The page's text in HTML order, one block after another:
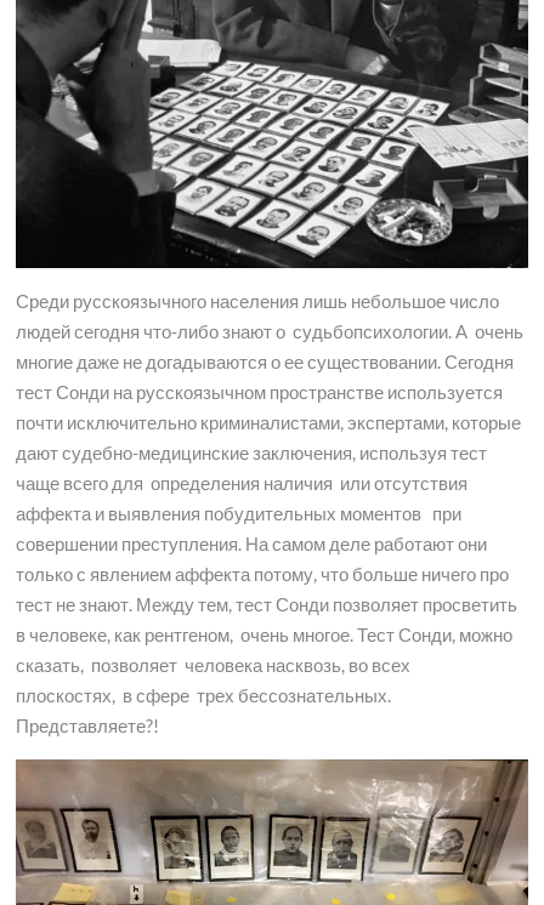
Среди русскоязычного населения лишь небольшое число
людей сегодня что-либо знают о судьбопсихологии. А очень
многие даже не догадываются о ее существовании. Сегодня
тест Сонди на русскоязычном пространстве используется
почти исключительно криминалистами, экспертами, которые
дают судебно-медицинские заключения, используя тест
чаще всего для определения наличия или отсутствия
аффекта и выявления побудительных моментов при
совершении преступления. На самом деле работают они
только с явлением аффекта потому, что больше ничего про
тест не знают. Между тем, тест Сонди позволяет просветить
в человеке, как рентгеном, очень многое. Тест Сонди, можно
сказать, позволяет человека насквозь, во всех
плоскостях, в сфере трех бессознательных.
Представляете?!